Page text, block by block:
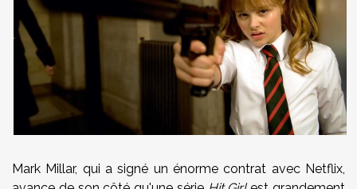
Mark Millar, qui a signé un énorme contrat avec Netflix,